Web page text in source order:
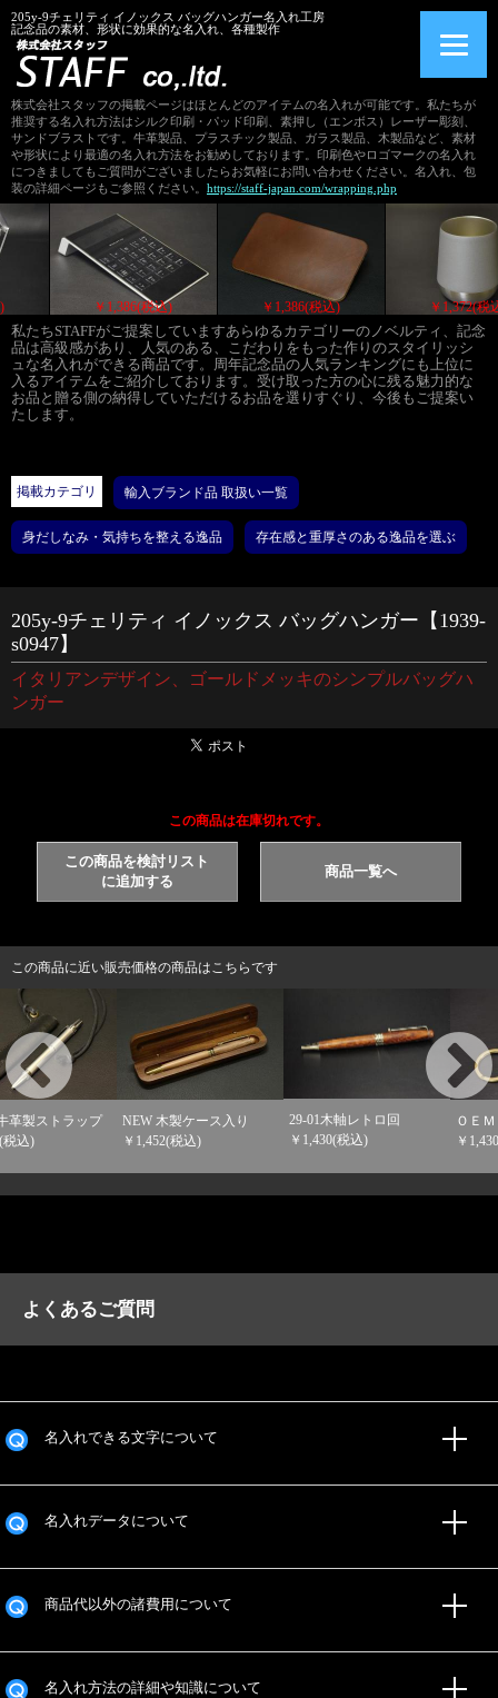
205y-9チェリティ イノックス バッグハンガー名入れ工房
記念品の素材、形状に効果的な名入れ、各種製作
株式会社スタッフの掲載ページはほとんどのアイテムの名入れが可能です。私たちが
推奨する名入れ方法はシルク印刷・パッド印刷、素押し（エンボス）レーザー彫刻、
サンドブラストです。牛革製品、プラスチック製品、ガラス製品、木製品など、素材
や形状により最適の名入れ方法をお勧めしております。印刷色やロゴマークの名入れ
につきましてもご質問がございましたらお気軽にお問い合わせください。名入れ、包
装の詳細ページもご参照ください。 https://staff-japan.com/wrapping.php
税込) ￥1,386(税込) ￥1,386(税込) ￥
私たちSTAFFがご提案していますあらゆるカテゴリーのノベルティ、記念
品は高級感があり、人気のある、こだわりをもった作りのスタイリッシ
ュな名入れができる商品です。周年記念品の人気ランキングにも上位に
入るアイテムをご紹介しております。受け取った方の心に残る魅力的な
お品と贈る側の納得していただけるお品を選りすぐり、今後もご提案い
たします。
掲載カテゴリ 輸入ブランド品 取扱い一覧
身だしなみ・気持ちを整える逸品 存在感と重厚さのある逸品を選ぶ
205y-9チェリティ イノックス バッグハンガー【1939-
s0947】
イタリアンデザイン、ゴールドメッキのシンプルバッグハ
ンガー
この商品は在庫切れです。
この商品を検討リスト
に追加する
商品一覧へ
この商品に近い販売価格の商品はこちらです
入り
29-01木軸レトロ回
￥1,430(税込)
ＯＥＭ 牛革キーホルダ
￥1,430(税込)
PFC-01 シンプ
￥1,430(税込)
よくあるご質問
名入れできる文字について
名入れデータについて
商品代以外の諸費用について
名入れ方法の詳細や知識について